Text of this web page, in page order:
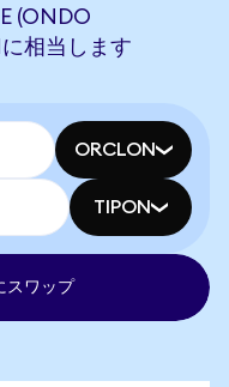
(ONDO
相当します
ORCLON
TIPON
スワップ